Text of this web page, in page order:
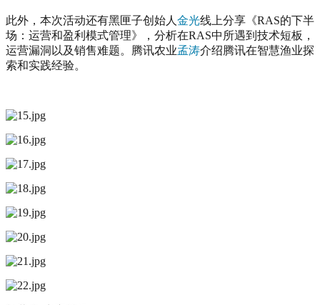
此外，本次活动还有黑匣子创始人 金光线上分享《RAS的下半
场：运营和盈利模式管理》，分析在RAS中所遇到技术短板，
运营漏洞以及销售难题。腾讯农业孟涛介绍腾讯在智慧渔业探
索和实践经验。